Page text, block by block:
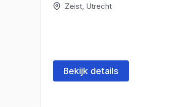
Zeist, Utrecht
Bekijk details